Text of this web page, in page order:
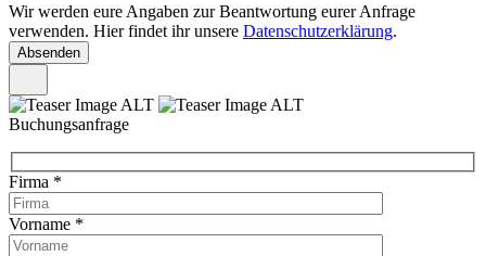
Wir werden eure Angaben zur Beantwortung eurer Anfrage
verwenden. Hier findet ihr unsere Datenschutzerklärung.
Buchungsanfrage
Firma *
Vorname *